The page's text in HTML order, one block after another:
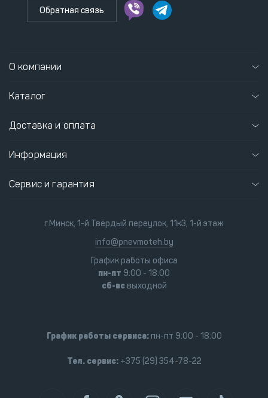
Обратная связь
О компании
Каталог
Доставка и оплата
Информация
Сервис и гарантия
г.Минск, 1-й Твёрдый переулок, 11к3, 1-й этаж
info@pnevmoteh.by
График работы офиса
пн-пт 9:00 - 18:00
сб-всвыходной
График работы сервиса:пн-пт 9:00 - 18:00
Тел. сервис:+375 (29) 354-78-22